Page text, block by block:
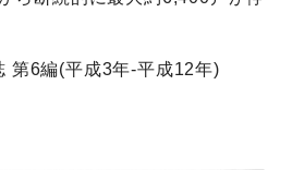
第6編(平成3年-平成12年)